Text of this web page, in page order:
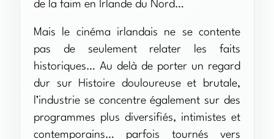
de la faim en Irlande du Nord…
Mais le cinéma irlandais ne se contente
pas de seulement relater les faits
historiques… Au delà de porter un regard
dur sur Histoire douloureuse et brutale,
l’industrie se concentre également sur des
programmes plus diversifiés, intimistes et
contemporains… parfois tournés vers